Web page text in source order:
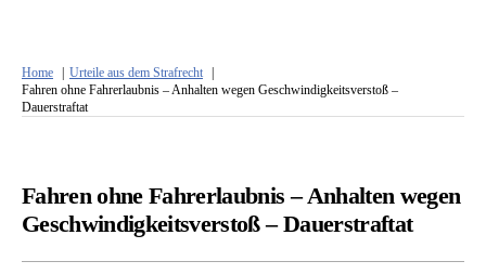
Home
Urteile aus dem Strafrecht
Fahren ohne Fahrerlaubnis – Anhalten wegen Geschwindigkeitsverstoß –
Dauerstraftat
Fahren ohne Fahrerlaubnis – Anhalten wegen
Geschwindigkeitsverstoß – Dauerstraftat